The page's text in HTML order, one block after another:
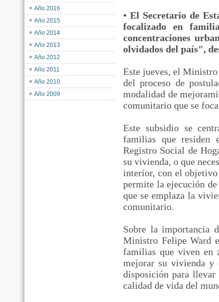
Año 2016
Año 2015
Año 2014
Año 2013
Año 2012
Año 2011
Año 2010
Año 2009
• El Secretario de
focalizado en
concentraciones
olvidados del país",
Este jueves, el
del proceso de
modalidad de
comunitario que se
Este subsidio se
familias que residen
Registro Social de
su vivienda, o que
interior, con el
permite la ejecución
que se emplaza la
comunitario.
Sobre la importancia
Ministro Felipe Ward
familias que viven en
mejorar su vivienda y
disposición para
calidad de vida del